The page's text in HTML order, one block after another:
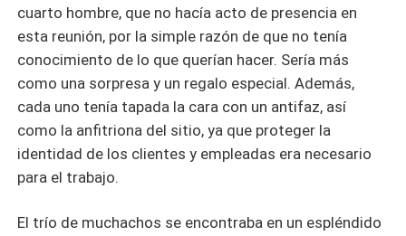
cuarto hombre, que no hacía acto de presencia en
esta reunión, por la simple razón de que no tenía
conocimiento de lo que querían hacer. Sería más
como una sorpresa y un regalo especial. Además,
cada uno tenía tapada la cara con un antifaz, así
como la anfitriona del sitio, ya que proteger la
identidad de los clientes y empleadas era necesario
para el trabajo.
El trío de muchachos se encontraba en un espléndido